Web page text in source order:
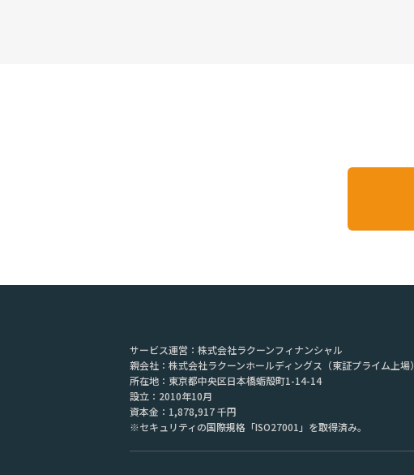
サービス運営：株式会社ラクーンフィナンシャル
親会社：株式会社ラクーンホールディングス（東証プライム上場）
所在地： 東京都中央区日本橋蛎殻町1-14-14
設立：2010年10月
資本金： 1,878,917 千円
※セキュリティの国際規格「ISO27001」を取得済み。